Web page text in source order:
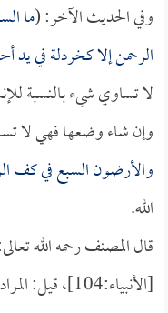
وفي الحديث الآخر: (ما
الرحمن إلا كخردلة في يد
لا تساوي شيء بالنسبة
وإن شاء وضعها فهي لا
والأرضون السبع في كف
الله.
قال المصنف رحمه الله